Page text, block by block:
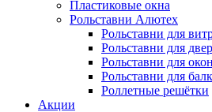
Пластиковые окна
Рольставни Алютех
Рольставни для
Рольставни для
Рольставни для окон
Рольставни для
Роллетные решётки
Акции